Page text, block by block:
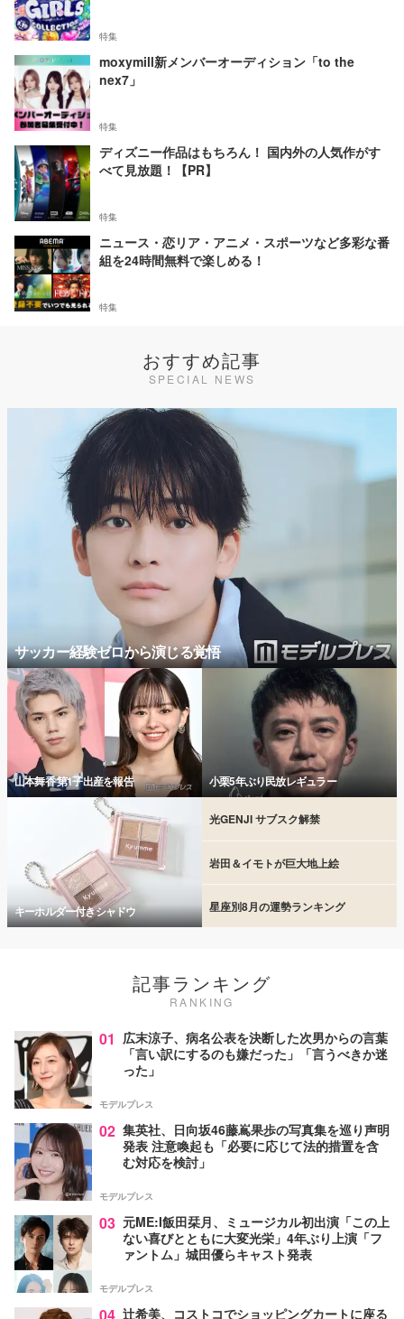
特集
moxymill新メンバーオーディション「to the
nex7」
特集
ディズニー作品はもちろん！ 国内外の人気作がす
べて見放題！【PR】
特集
ニュース・恋リア・アニメ・スポーツなど多彩な番
組を24時間無料で楽しめる！
特集
おすすめ記事
SPECIAL NEWS
サッカー経験ゼロから演じる覚悟
山本舞香 第1子出産を報告 小栗5年ぶり民放レギュラー
キーホルダー付きシャドウ
光GENJI サブスク解禁
岩田＆イモトが巨大地上絵
星座別8月の運勢ランキング
記事ランキング
RANKING
01 広末涼子、病名公表を決断した次男からの言葉
「言い訳にするのも嫌だった」「言うべきか迷
った」
モデルプレス
02 集英社、日向坂46藤嶌果歩の写真集を巡り声明
発表 注意喚起も「必要に応じて法的措置を含
む対応を検討」
モデルプレス
03 元ME:I飯田栞月、ミュージカル初出演「この上
ない喜びとともに大変光栄」4年ぶり上演「フ
ァントム」城田優らキャスト発表
モデルプレス
04 辻希美、コストコでショッピングカートに座る